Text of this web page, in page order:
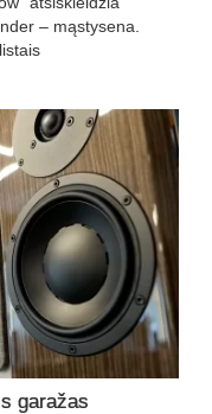
– mąstysena.
garažas